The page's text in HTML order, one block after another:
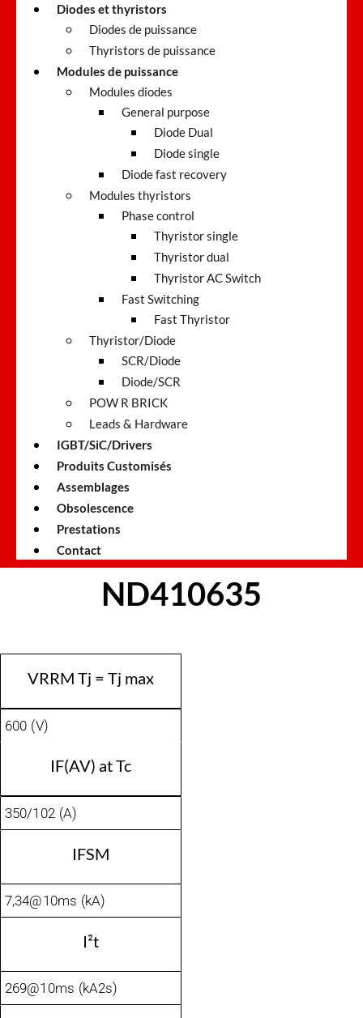
Diodes et thyristors
Diodes de puissance
Thyristors de puissance
Modules de puissance
Modules diodes
General purpose
Diode Dual
Diode single
Diode fast recovery
Modules thyristors
Phase control
Thyristor single
Thyristor dual
Thyristor AC Switch
Fast Switching
Fast Thyristor
Thyristor/Diode
SCR/Diode
Diode/SCR
POW R BRICK
Leads & Hardware
IGBT/SiC/Drivers
Produits Customisés
Assemblages
Obsolescence
Prestations
Contact
ND410635
VRRM Tj = Tj max
600 (V)
IF(AV) at Tc
350/102 (A)
IFSM
7,34@10ms (kA)
I²t
269@10ms (kA2s)